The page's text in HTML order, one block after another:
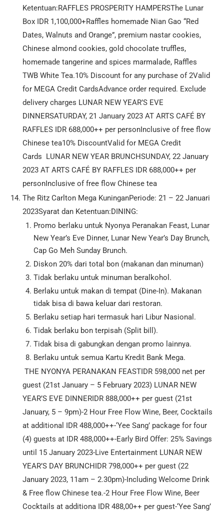
Ketentuan:RAFFLES PROSPERITY HAMPERSThe Lunar
Box IDR 1,100,000+Raffles homemade Nian Gao “Red
Dates, Walnuts and Orange”, premium nastar cookies,
Chinese almond cookies, gold chocolate truffles,
homemade tangerine and spices marmalade, Raffles
TWB White Tea.10% Discount for any purchase of 2Valid
for MEGA Credit CardsAdvance order required. Exclude
delivery charges LUNAR NEW YEAR’S EVE
DINNERSATURDAY, 21 January 2023 AT ARTS CAFÉ BY
RAFFLES IDR 688,000++ per personInclusive of free flow
Chinese tea10% DiscountValid for MEGA Credit
Cards LUNAR NEW YEAR BRUNCHSUNDAY, 22 January
2023 AT ARTS CAFÉ BY RAFFLES IDR 688,000++ per
personInclusive of free flow Chinese tea
The Ritz Carlton Mega KuninganPeriode: 21 – 22 Januari
2023Syarat dan Ketentuan:DINING:
Promo berlaku untuk Nyonya Peranakan Feast, Lunar
New Year’s Eve Dinner, Lunar New Year’s Day Brunch,
Cap Go Meh Sunday Brunch.
Diskon 20% dari total bon (makanan dan minuman)
Tidak berlaku untuk minuman beralkohol.
Berlaku untuk makan di tempat (Dine-In). Makanan
tidak bisa di bawa keluar dari restoran.
Berlaku setiap hari termasuk hari Libur Nasional.
Tidak berlaku bon terpisah (Split bill).
Tidak bisa di gabungkan dengan promo lainnya.
Berlaku untuk semua Kartu Kredit Bank Mega.
THE NYONYA PERANAKAN FEASTIDR 598,000 net per
guest (21st January – 5 February 2023) LUNAR NEW
YEAR’S EVE DINNERIDR 888,000++ per guest (21st
January, 5 – 9pm)-2 Hour Free Flow Wine, Beer, Cocktails
at additional IDR 488,000++-‘Yee Sang’ package for four
(4) guests at IDR 488,000++-Early Bird Offer: 25% Savings
until 15 January 2023-Live Entertainment LUNAR NEW
YEAR’S DAY BRUNCHIDR 798,000++ per guest (22
January 2023, 11am – 2.30pm)-Including Welcome Drink
& Free flow Chinese tea.-2 Hour Free Flow Wine, Beer
Cocktails at additiona IDR 488,00++ per guest-‘Yee Sang’